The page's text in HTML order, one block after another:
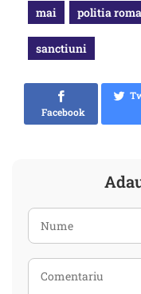
mai politia
sanctiuni
Facebook